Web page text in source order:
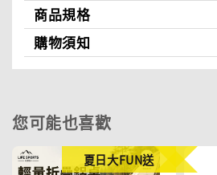
商品規格
購物須知
您可能也喜歡
夏日大FUN送